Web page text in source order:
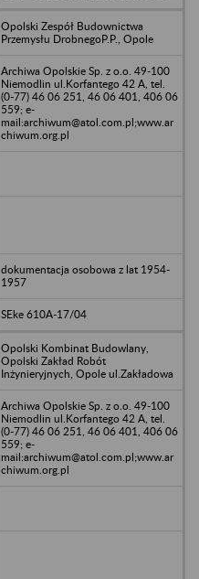
Opolski Zespół Budownictwa
Przemysłu DrobnegoP.P., Opole
Archiwa Opolskie Sp. z o.o. 49-100
Niemodlin ul.Korfantego 42 A, tel.
(0-77) 46 06 251, 46 06 401, 406 06
559; e-
mail:archiwum@atol.com.pl;www.ar
chiwum.org.pl
dokumentacja osobowa z lat 1954-
1957
SEke 610A-17/04
Opolski Kombinat Budowlany,
Opolski Zakład Robót
Inżynieryjnych, Opole ul.Zakładowa
Archiwa Opolskie Sp. z o.o. 49-100
Niemodlin ul.Korfantego 42 A, tel.
(0-77) 46 06 251, 46 06 401, 406 06
559; e-
mail:archiwum@atol.com.pl;www.ar
chiwum.org.pl